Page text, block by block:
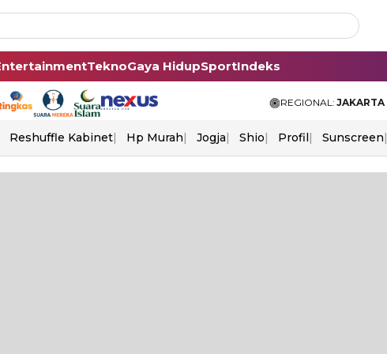
TeknoGaya HidupSportIndeks
REGIONAL: JAKARTA
Reshuffle Kabinet Hp Murah Jogja Shio Profil Sunscreen